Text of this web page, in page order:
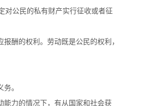
对公民的私有财产实行征收或者征
酬的权利。劳动既是公民的权利，
。
能力的情况下，有从国家和社会获